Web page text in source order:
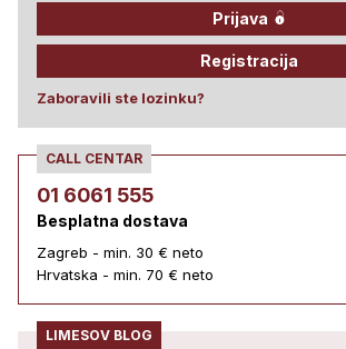
Prijava
Registracija
Zaboravili ste lozinku?
CALL CENTAR
01 6061 555
Besplatna dostava
Zagreb - min. 30 € neto
Hrvatska - min. 70 € neto
LIMESOV BLOG